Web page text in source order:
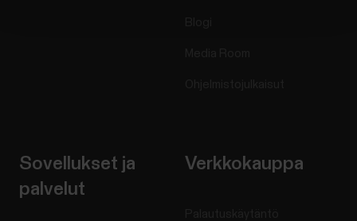
Sovellukset ja
palvelut
Verkkokauppa